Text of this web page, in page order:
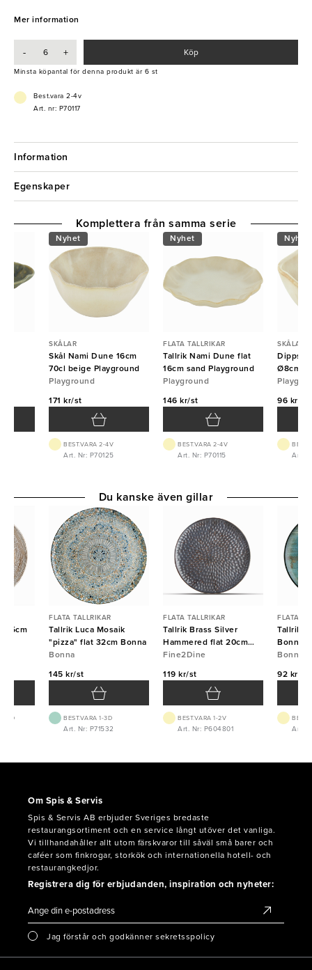
- Stengods
Mer information
- + Köp
Minsta köpantal för denna produkt är 6 st
Best.vara 2-4v
Art. nr: P70117
Information
Egenskaper
Nyhet
SKÅLAR
Skål Nami Dune 16cm
70cl beige Playground
Playground
171 kr/st
BEST.VARA 2-4V
Art. Nr: P70125
Nyhet
FLATA TALLRIKAR
Tallrik Nami Dune flat
16cm sand Playground
Playground
146 kr/st
BEST.VARA 2-4V
Art. Nr: P70115
Nyhet
SKÅLAR
Ø8cm
96 kr/st
Art.
Komplettera från samma serie
25cm
1-2D
FLATA TALLRIKAR
Tallrik Luca Mosaik
"pizza" flat 32cm Bonna
Bonna
145 kr/st
BEST.VARA 1-3D
Art. Nr: P71532
FLATA TALLRIKAR
Tallrik Brass Silver
Hammered flat 20cm
Fine2Dine
Fine2Dine
119 kr/st
BEST.VARA 1-2V
Art. Nr: P604801
FLATA
Tallrik
Bonna
Bonna
92 kr/st
Art.
Du kanske även gillar
Om Spis & Servis
Spis & Servis AB erbjuder Sveriges bredaste
restaurangsortiment och en service långt utöver det vanliga.
Vi tillhandahåller allt utom färskvaror till såväl små barer och
caféer som finkrogar, storkök och internationella hotell- och
restaurangkedjor.
Registrera dig för erbjudanden, inspiration och nyheter:
Jag förstår och godkänner sekretsspolicy